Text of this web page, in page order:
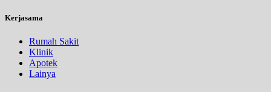
Kerjasama
Rumah Sakit
Klinik
Apotek
Lainya